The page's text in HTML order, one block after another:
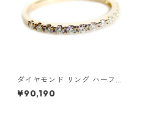
ダイヤモンド リング ハーフエ
タニティ 0.2ct 9号 K18 ピン
クゴールド 0.2カラット エタ
¥90,190